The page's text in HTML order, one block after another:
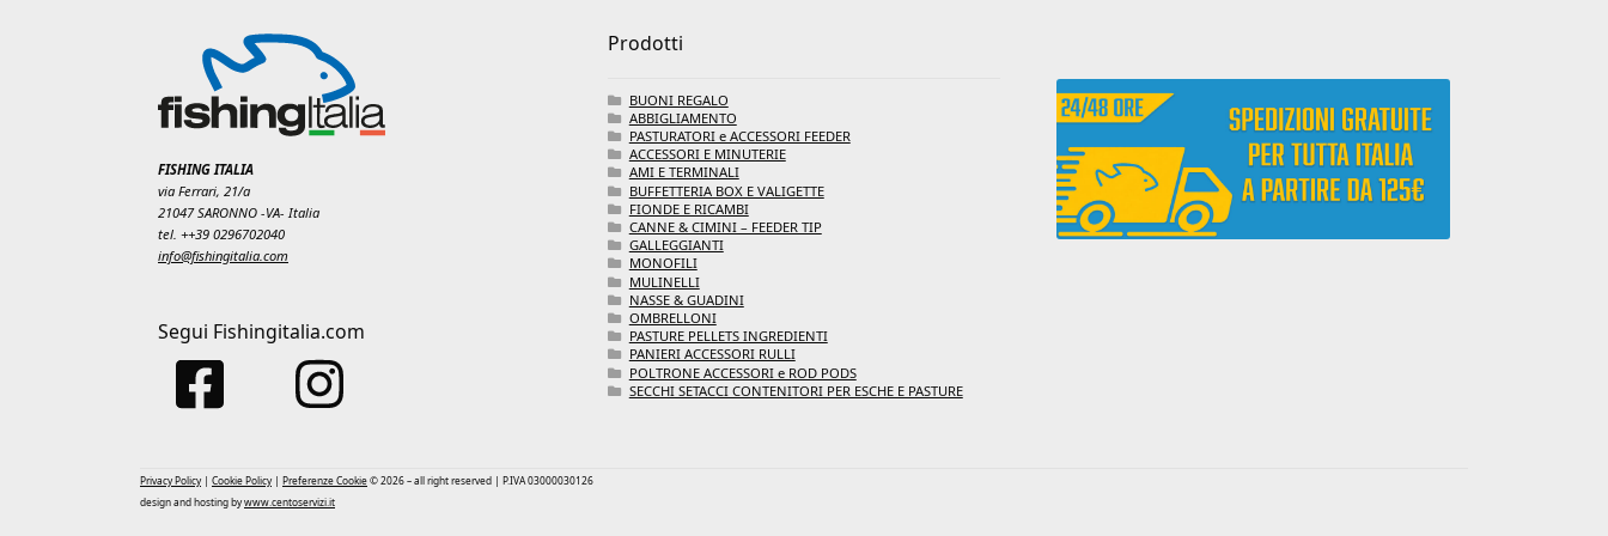
FISHING ITALIA
via Ferrari, 21/a
21047 SARONNO -VA- Italia
tel. ++39 0296702040
info@fishingitalia.com
Segui Fishingitalia.com
Prodotti
BUONI REGALO
ABBIGLIAMENTO
PASTURATORI e ACCESSORI FEEDER
ACCESSORI E MINUTERIE
AMI E TERMINALI
BUFFETTERIA BOX E VALIGETTE
FIONDE E RICAMBI
CANNE & CIMINI – FEEDER TIP
GALLEGGIANTI
MONOFILI
MULINELLI
NASSE & GUADINI
OMBRELLONI
PASTURE PELLETS INGREDIENTI
PANIERI ACCESSORI RULLI
POLTRONE ACCESSORI e ROD PODS
SECCHI SETACCI CONTENITORI PER ESCHE E PASTURE
Privacy Policy | Cookie Policy | Preferenze Cookie© 2026 – all right reserved | P.IVA 03000030126
design and hosting bywww.centoservizi.it